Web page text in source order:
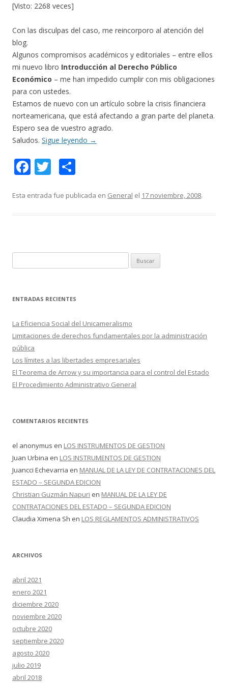
[Visto: 2268 veces]
Con las disculpas del caso, me reincorporo al atención del
blog.
Algunos compromisos académicos y editoriales – entre ellos
mi nuevo libro Introducción al Derecho Público
Económico – me han impedido cumplir con mis obligaciones
para con ustedes.
Estamos de nuevo con un artículo sobre la crisis financiera
norteamericana, que está afectando a gran parte del planeta.
Espero sea de vuestro agrado.
Saludos. Sigue leyendo →
F
e
o
k
T
itt m
ti
r
Esta entrada fue publicada en General el 17 noviembre, 2008.
u
c
r
:
ENTRADAS RECIENTES
La Eficiencia Social del Unicameralismo
Limitaciones de derechos fundamentales por la administración
pública
Los límites a las libertades empresariales
El Teorema de Arrow y su importancia para el control del Estado
El Procedimiento Administrativo General
COMENTARIOS RECIENTES
el anonymus en LOS INSTRUMENTOS DE GESTION
Juan Urbina en LOS INSTRUMENTOS DE GESTION
Juancci Echevarria en MANUAL DE LA LEY DE CONTRATACIONES DEL
ESTADO – SEGUNDA EDICION
Christian Guzmán Napuri en MANUAL DE LA LEY DE
CONTRATACIONES DEL ESTADO – SEGUNDA EDICION
Claudia Ximena Sh en LOS REGLAMENTOS ADMINISTRATIVOS
ARCHIVOS
abril 2021
enero 2021
diciembre 2020
noviembre 2020
octubre 2020
septiembre 2020
agosto 2020
julio 2019
abril 2018